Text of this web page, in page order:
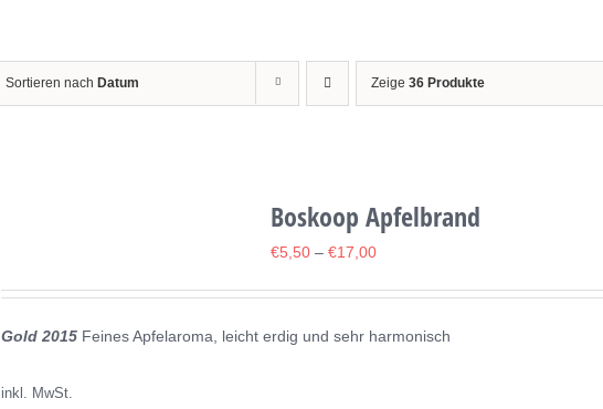
Sortieren nach Datum Zeige 36 Produkte
Boskoop Apfelbrand
€5,50 –€17,00
Gold 2015Feines Apfelaroma, leicht erdig und sehr harmonisch
inkl. MwSt.